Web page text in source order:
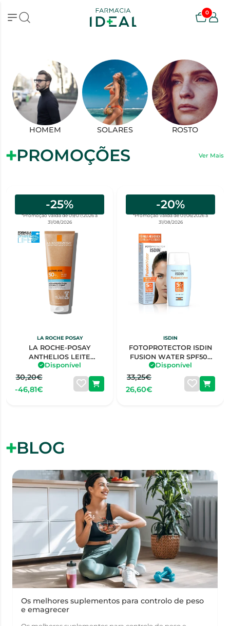
0
HOMEM SOLARES ROSTO
PROMOÇÕES Ver Mais
-25%
*Promoção válida de 09/07/2026 a
31/08/2026
LA ROCHE POSAY
LA ROCHE-POSAY
ANTHELIOS LEITE
HIDRATANTE FPS50+
ECO-SUSTENTÁVEL
Disponível
30,20€
-46,81€
-20%
*Promoção válida de 01/06/2026 a
31/08/2026
ISDIN
FOTOPROTECTOR ISDIN
FUSION WATER SPF50+
50ML
Disponível
33,25€
26,60€
BLOG
Os melhores suplementos para controlo de peso
e emagrecer